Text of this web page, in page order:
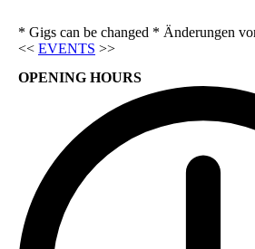
* Gigs can be changed * Änderungen
<< EVENTS >>
OPENING HOURS